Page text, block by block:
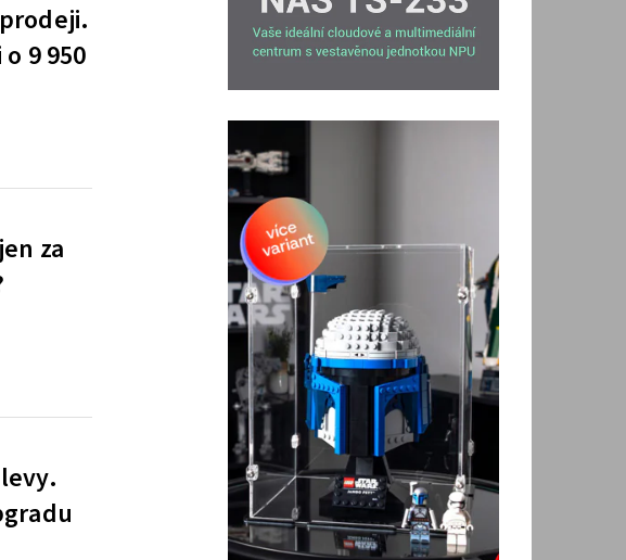
9 950
za